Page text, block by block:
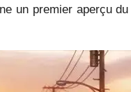
un premier aperçu